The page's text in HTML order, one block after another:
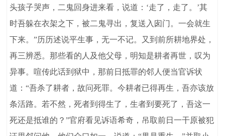
头孩子哭声，二鬼回身进来看，说道：‘走了，走了。’其
时吾躲在衣架之下，被二鬼寻出，复送入囱门。一会就生
下来。”历历述说平生事，无一不记。又到前所耕地界处，
再三辨悉。那些看的人及他父母，明知是耕者再世，叹为
异事。喧传此话到狱中，那前日抵罪的邻人便当官诉状
道：“吾杀了耕者，故问死罪。今耕者已得再生，吾亦该放
条活路。若不然，死者到得生了，生者到要死了，吾这一
死还是抵谁的？”官府看见诉语希奇，吊取前日一干原被犯